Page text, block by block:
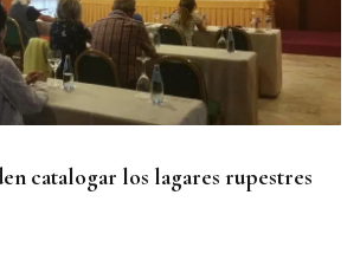
catalogar los lagares rupestres